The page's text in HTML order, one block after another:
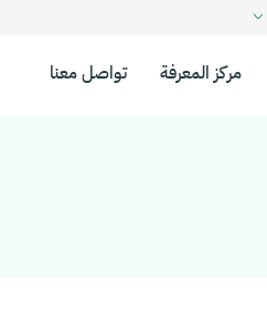
مركز المعرفة تواصل معنا